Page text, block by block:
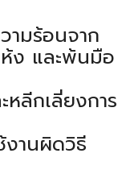
ามร้อนจาก
ง และพ้นมือ
ลีกเลี่ยงการ
งานผิดวิธี